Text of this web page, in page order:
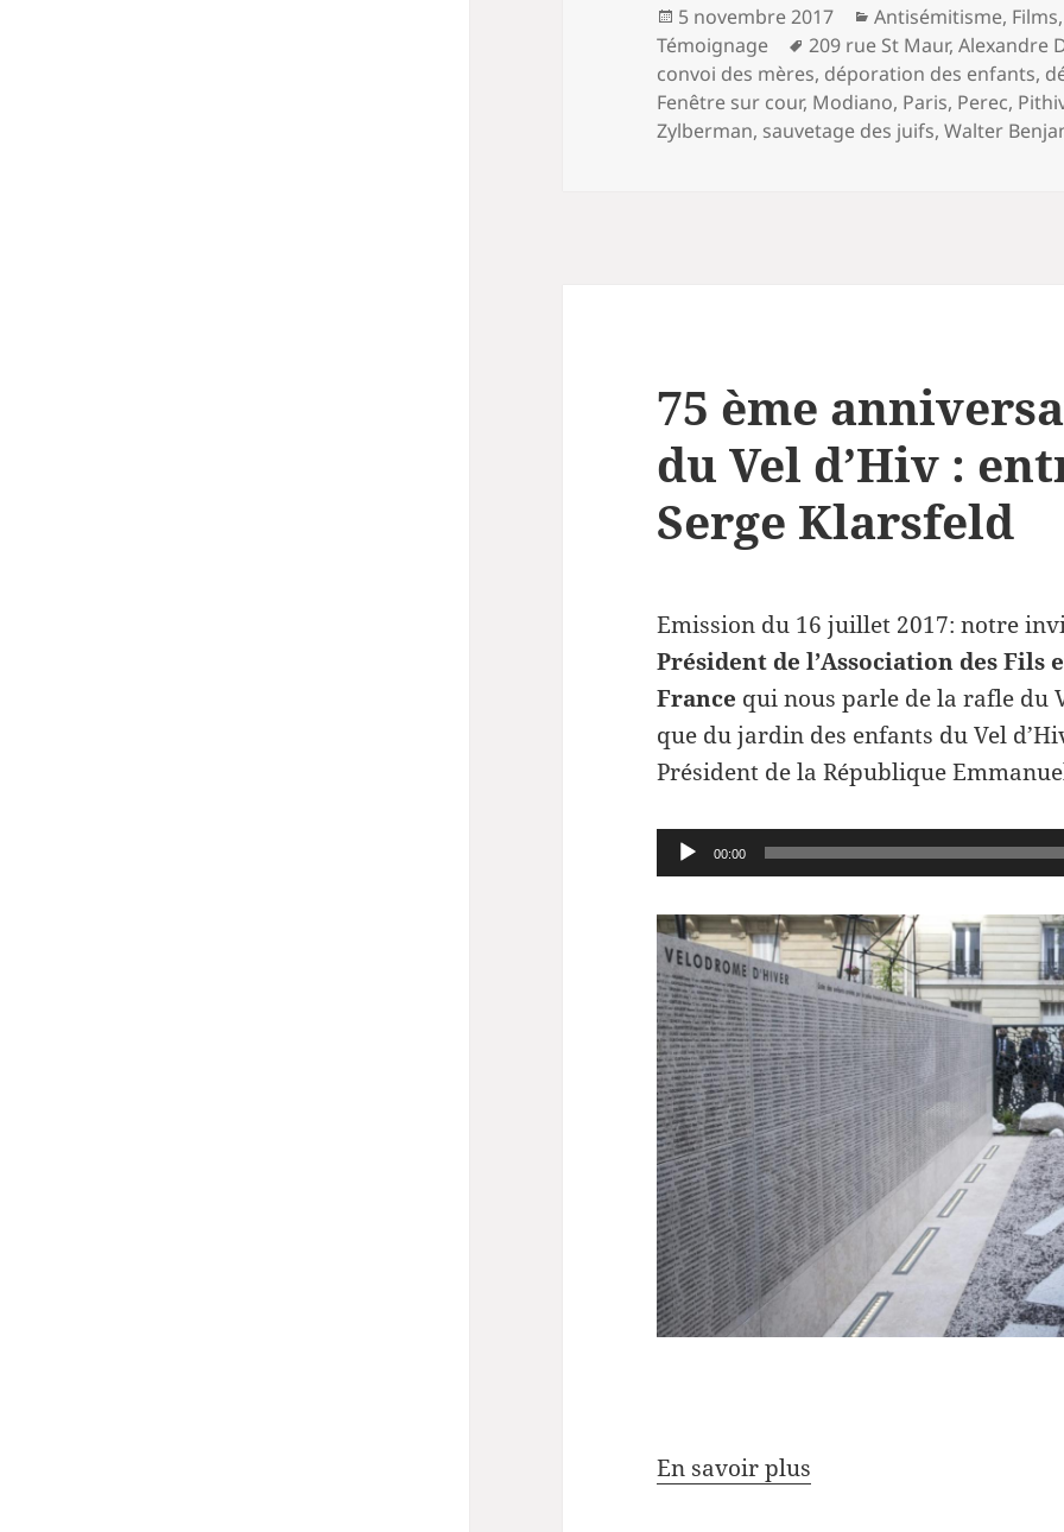
Publié
le
5 novembre 2017 Catégories
Antisémitisme, Films,
Témoignage
Mots-
clés
209 rue St Maur,Alexandre
convoi des mères, déporation des enfants,
Fenêtre sur cour, Modiano, Paris, Perec,
Zylberman, sauvetage des juifs,Walter
75 ème
du Vel d’Hiv :
Serge Klarsfeld
Emission du 16 juillet 2017: notre
Président de l’Association des Fils
France qui nous parle de la rafle du
que du jardin des enfants du Vel
Président de la République
Lecteur
audio
00:00
En savoir plus